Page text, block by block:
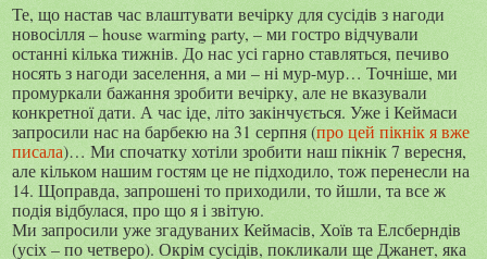
Те, що настав час влаштувати вечірку для сусідів з нагоди
новосілля –house warming party, – ми гостро відчували
останні кілька тижнів. До нас усі гарно ставляться, печиво
носять з нагоди заселення, а ми – ні мур-мур… Точніше, ми
промуркали бажання зробити вечірку, але не вказували
конкретної дати. А час іде, літо закінчується. Уже і Кеймаси
запросили нас на барбекю на 31 серпня (про цей пікнік я вже
писала)… Ми спочатку хотіли зробити наш пікнік 7 вересня,
але кільком нашим гостям це не підходило, тож перенесли на
14. Щоправда, запрошені то приходили, то йшли, та все ж
подія відбулася, про що я і звітую.
Ми запросили уже згадуваних Кеймасів, Хоїв та Елсберндів
(усіх – по четверо). Окрім сусідів, покликали ще Джанет, яка